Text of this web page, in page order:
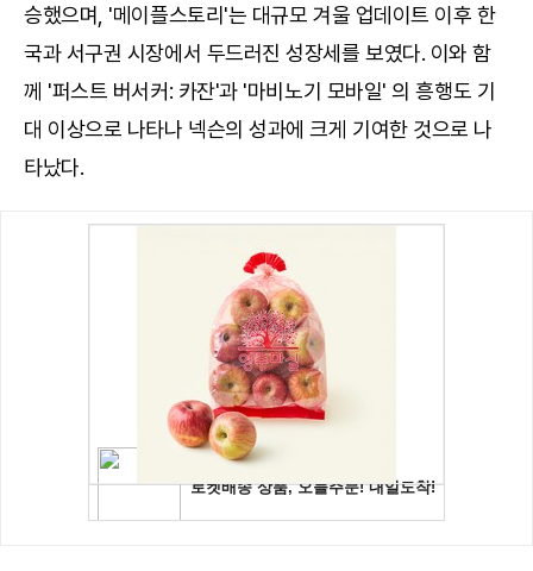
승했으며, '메이플스토리'는 대규모 겨울 업데이트 이후 한
국과 서구권 시장에서 두드러진 성장세를 보였다. 이와 함
께 '퍼스트 버서커: 카잔'과 '마비노기 모바일' 의 흥행도 기
대 이상으로 나타나 넥슨의 성과에 크게 기여한 것으로 나
타났다.